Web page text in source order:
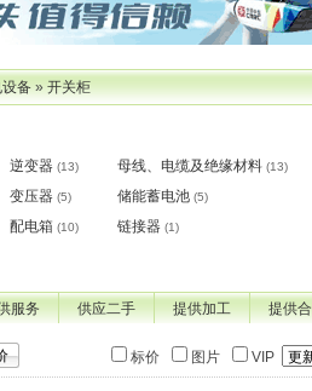
备»开关柜
逆变器 (13) 母线、电缆及绝缘材料 (13)
变压器 (5) 储能蓄电池 (5)
配电箱 (10) 链接器 (1)
服务 供应二手 提供加工 提供
标价 图片 VIP